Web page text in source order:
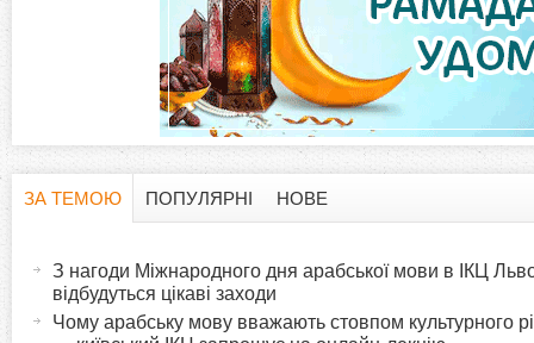
ЗА ТЕМОЮ
ПОПУЛЯРНІ НОВЕ
З нагоди Міжнародного дня арабської мови в ІКЦ
відбудуться цікаві заходи
Чому арабську мову вважають стовпом культурного